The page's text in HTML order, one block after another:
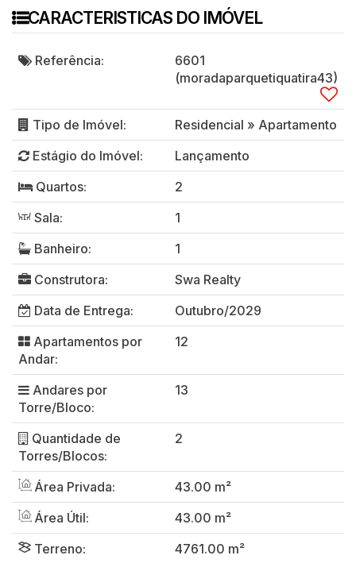
CARACTERISTICAS DO IMÓVEL
Referência:
6601
(moradaparquetiquatira43)
Tipo de Imóvel: Residencial » Apartamento
Estágio do Imóvel:
Lançamento
Quartos:
2
Sala:
1
Banheiro:
1
Construtora:
Swa Realty
Data de Entrega:
Outubro/2029
Apartamentos por
Andar:
12
Andares por
Torre/Bloco:
13
Quantidade de
Torres/Blocos:
2
Área Privada:
43.00 m²
Área Útil:
43.00 m²
Terreno:
4761.00 m²